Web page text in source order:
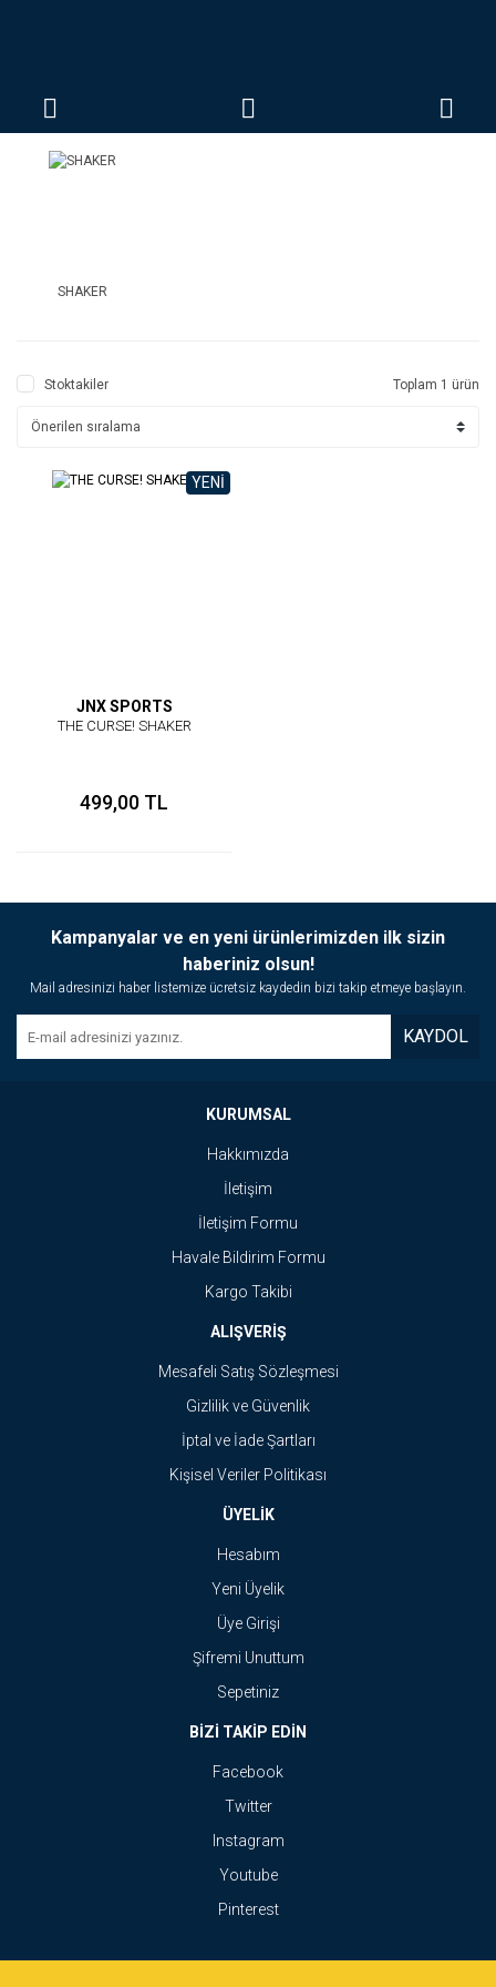
SHAKER
Stoktakiler Toplam 1 ürün
YENİ
JNX SPORTS
THE CURSE! SHAKER
499,00 TL
Kampanyalar ve en yeni ürünlerimizden ilk sizin
haberiniz olsun!
Mail adresinizi haber listemize ücretsiz kaydedin bizi takip etmeye başlayın.
KAYDOL
KURUMSAL
Hakkımızda
İletişim
İletişim Formu
Havale Bildirim Formu
Kargo Takibi
ALIŞVERİŞ
Mesafeli Satış Sözleşmesi
Gizlilik ve Güvenlik
İptal ve İade Şartları
Kişisel Veriler Politikası
ÜYELİK
Hesabım
Yeni Üyelik
Üye Girişi
Şifremi Unuttum
Sepetiniz
BİZİ TAKİP EDİN
Facebook
Twitter
Instagram
Youtube
Pinterest